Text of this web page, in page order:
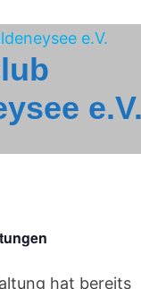
e.V.
hat bereits